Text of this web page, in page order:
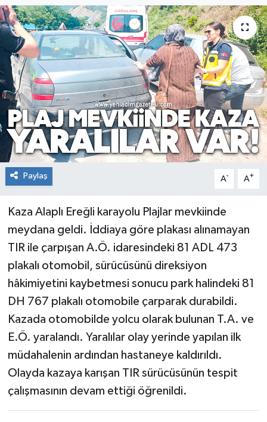
Paylaş A- A+
Kaza Alaplı Ereğli karayolu Plajlar mevkiinde
meydana geldi. İddiaya göre plakası alınamayan
TIR ile çarpışan A.Ö. idaresindeki 81 ADL 473
plakalı otomobil, sürücüsünü direksiyon
hâkimiyetini kaybetmesi sonucu park halindeki 81
DH 767 plakalı otomobile çarparak durabildi.
Kazada otomobilde yolcu olarak bulunan T.A. ve
E.Ö. yaralandı. Yaralılar olay yerinde yapılan ilk
müdahalenin ardından hastaneye kaldırıldı.
Olayda kazaya karışan TIR sürücüsünün tespit
çalışmasının devam ettiği öğrenildi.
GÜNCEL
RESMİ İLAN
Künye